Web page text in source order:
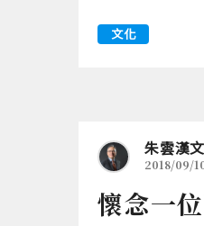
文化
朱雲漢
2018/09/
懷念一